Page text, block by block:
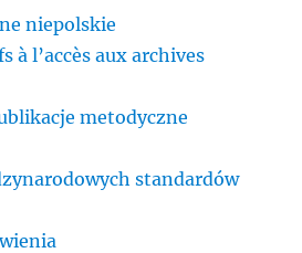
niepolskie
à l’accès aux archives
metodyczne
standardów